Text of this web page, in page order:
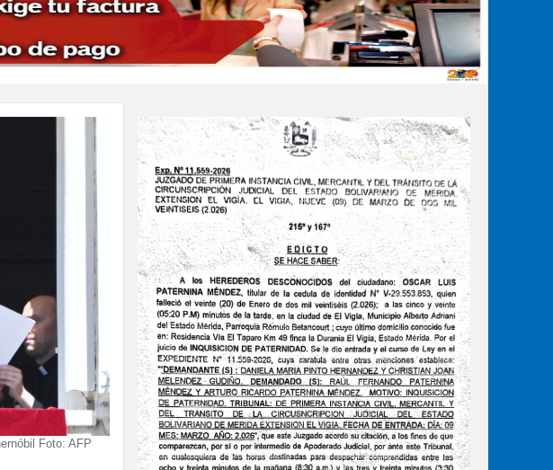
Foto: AFP